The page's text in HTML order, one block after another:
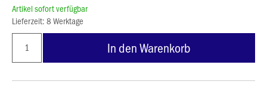
Artikel sofort verfügbar
Lieferzeit: 8 Werktage
In den Warenkorb